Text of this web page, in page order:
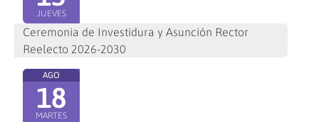
JUEVES
Ceremonia de Investidura y Asunción Rector
Reelecto 2026-2030
AGO
18
MARTES